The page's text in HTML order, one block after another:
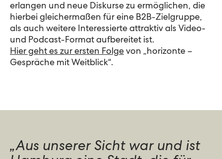
erlangen und neue Diskurse zu ermöglichen, die
hierbei gleichermaßen für eine B2B-Zielgruppe,
als auch weitere Interessierte attraktiv als Video-
und Podcast-Format aufbereitet ist.
Hier geht es zur ersten Folge von „horizonte –
Gespräche mit Weitblick“.
„Aus unserer Sicht war und ist